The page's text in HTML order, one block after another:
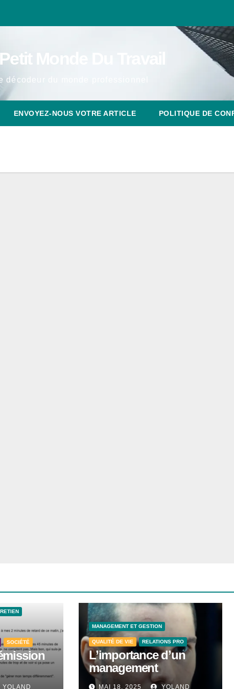
Monde Du Travail
décodeur du monde professionnel
ENVOYEZ-NOUS VOTRE ARTICLE POLITIQUE DE
SOCIÉTÉ
YOLAND
MANAGEMENT ET GESTION
QUALITÉ DE VIE RELATIONS PRO
L’importance d’un
management
bienveillant dans le
MAI 18, 2025 YOLAND